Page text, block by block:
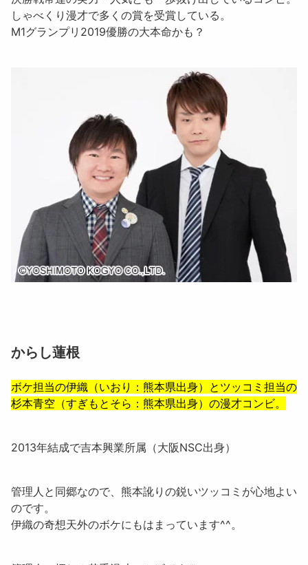
しゃべくり漫才で多くの賞を受賞している。
M1グランプリ2019優勝の大本命かも？
からし蓮根
ボケ担当の伊織 （いおり：熊本県出身）とツッコミ担当の
杉本青空 （すぎもとそら：熊本県出身）の漫才コンビ。
2013年結成で吉本興業所属（大阪NSC出身）
管理人と同郷なので、熊本訛りの鋭いツッコミが心地よい
のです。
伊織の奇想天外のボケにもはまっています^^。